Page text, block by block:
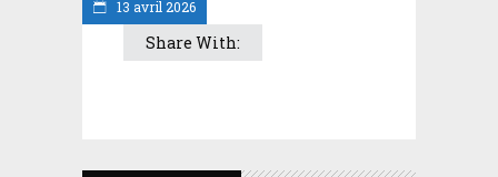
13 avril 2026
Share With: